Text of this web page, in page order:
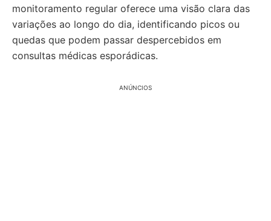
monitoramento regular oferece uma visão clara das
variações ao longo do dia, identificando picos ou
quedas que podem passar despercebidos em
consultas médicas esporádicas.
ANÚNCIOS